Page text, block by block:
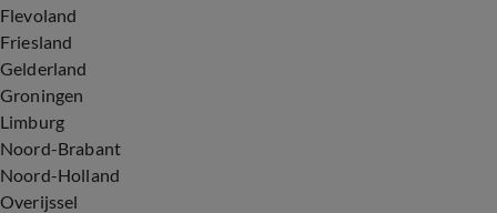
Flevoland
Friesland
Gelderland
Groningen
Limburg
Noord-Brabant
Noord-Holland
Overijssel